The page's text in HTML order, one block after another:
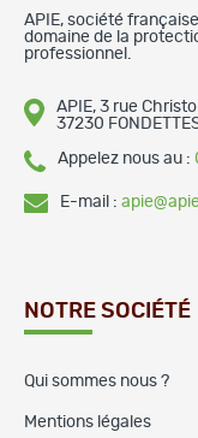
APIE, société
domaine de la
professionnel.
APIE, 3 rue
37230
Appelez nous au :
E-mail :
NOTRE SOCIÉTÉ
Qui sommes nous ?
Mentions légales